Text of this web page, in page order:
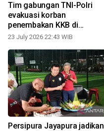
Tim gabungan TNI-Polri
evakuasi korban
penembakan KKB di
Seradala
23 July 2026 22:43 WIB
Persipura Jayapura jadikan